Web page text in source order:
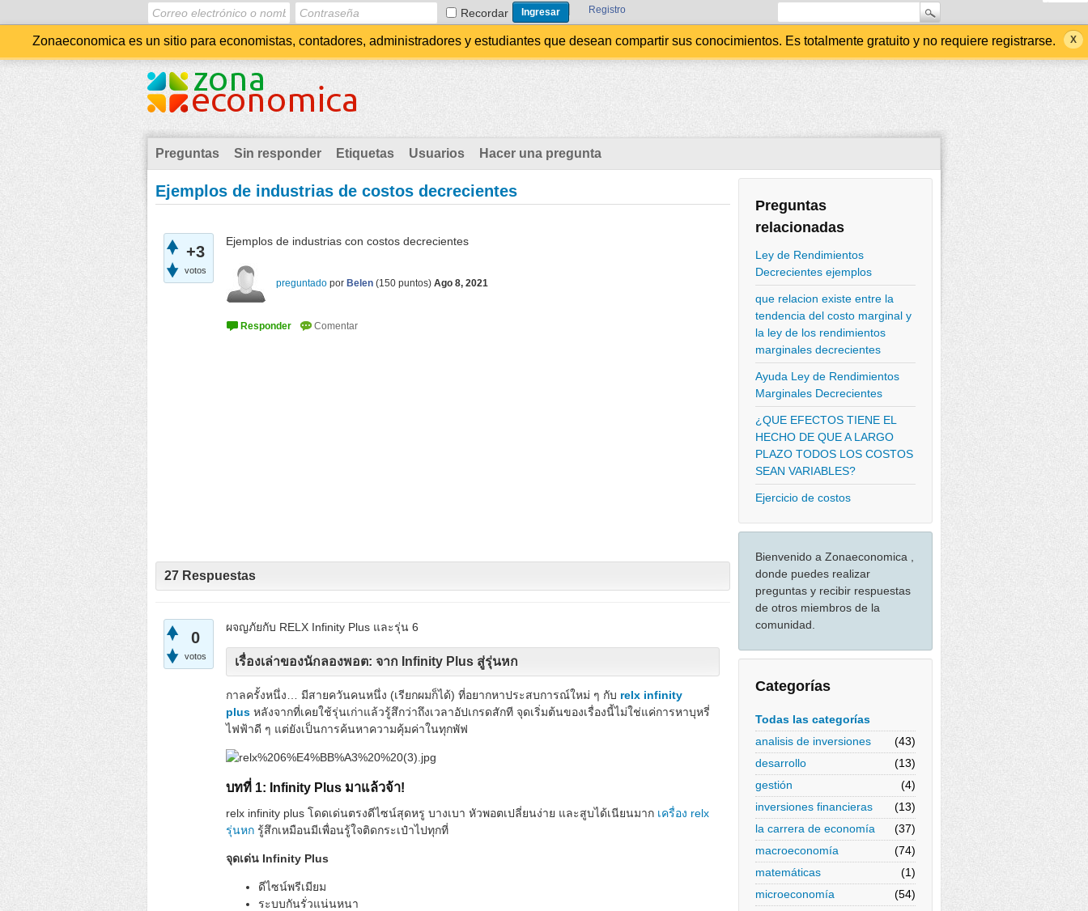
Recordar Registro
Zonaeconomica es un sitio para economistas, contadores, administradores y estudiantes que desean compartir sus conocimientos. Es totalmente gratuito y no requiere registrarse.
Preguntas Sin responder Etiquetas Usuarios Hacer una pregunta
Preguntas
relacionadas
Ley de Rendimientos
Decrecientes ejemplos
que relacion existe entre la
tendencia del costo marginal y
la ley de los rendimientos
marginales decrecientes
Ayuda Ley de Rendimientos
Marginales Decrecientes
¿QUE EFECTOS TIENE EL
HECHO DE QUE A LARGO
PLAZO TODOS LOS COSTOS
SEAN VARIABLES?
Ejercicio de costos
Bienvenido a Zonaeconomica ,
donde puedes realizar
preguntas y recibir respuestas
de otros miembros de la
comunidad.
Categorías
Todas las categorías
analisis de inversiones
(43)
desarrollo
(13)
gestión
(4)
inversiones financieras
(13)
la carrera de economía
(37)
macroeconomía
(74)
matemáticas
(1)
microeconomía
(54)
Ejemplos de industrias de costos decrecientes
+3
votos
Ejemplos de industrias con costos decrecientes
preguntado por Belen (150 puntos) Ago 8, 2021
27 Respuestas
0
votos
ผจญภัยกับ RELX Infinity Plus และรุ่น 6
เรื่องเล่าของนักลองพอต: จาก Infinity Plus สู่รุ่นหก
กาลครั้งหนึ่ง… มีสายควันคนหนึ่ง (เรียกผมก็ได้) ที่อยากหาประสบการณ์ใหม่ ๆ กับ relx infinity
plus หลังจากที่เคยใช้รุ่นเก่าแล้วรู้สึกว่าถึงเวลาอัปเกรดสักที จุดเริ่มต้นของเรื่องนี้ไม่ใช่แค่การหาบุหรี่
ไฟฟ้าดี ๆ แต่ยังเป็นการค้นหาความคุ้มค่าในทุกพัฟ
บทที่ 1: Infinity Plus มาแล้วจ้า!
relx infinity plus โดดเด่นตรงดีไซน์สุดหรู บางเบา หัวพอตเปลี่ยนง่าย และสูบได้เนียนมาก เครื่อง relx
รุ่นหก รู้สึกเหมือนมีเพื่อนรู้ใจติดกระเป๋าไปทุกที่
จุดเด่น Infinity Plus
ดีไซน์พรีเมียม
ระบบกันรั่วแน่นหนา